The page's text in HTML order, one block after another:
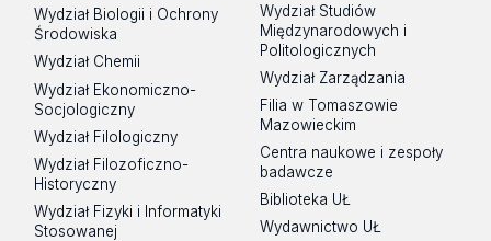
Wydział Biologii i Ochrony
Środowiska
Wydział Chemii
Wydział Ekonomiczno-
Socjologiczny
Wydział Filologiczny
Wydział Filozoficzno-
Historyczny
Wydział Fizyki i Informatyki
Stosowanej
Wydział Studiów
Międzynarodowych i
Politologicznych
Wydział Zarządzania
Filia w Tomaszowie
Mazowieckim
Centra naukowe i zespoły
badawcze
Biblioteka UŁ
Wydawnictwo UŁ